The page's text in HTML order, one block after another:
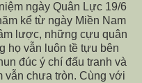
ngày Quân Lực 19/6
kể từ ngày Miền Nam
lược, những cựu quân
họ vẫn luôn tề tựu bên
đúc ý chí đấu tranh và
vẫn chưa tròn. Cùng với